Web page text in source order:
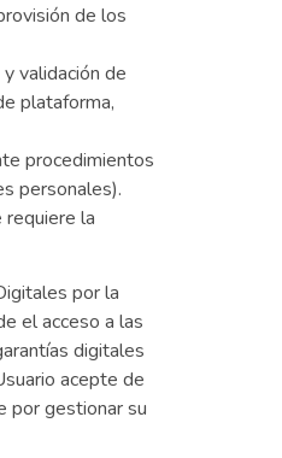
de los
validación de
plataforma,
procedimientos
personales).
la
por la
el acceso a las
digitales
acepte de
por gestionar su